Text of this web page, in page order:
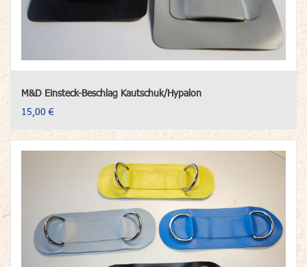
M&D Einsteck-Beschlag Kautschuk/Hypalon
15,00 €